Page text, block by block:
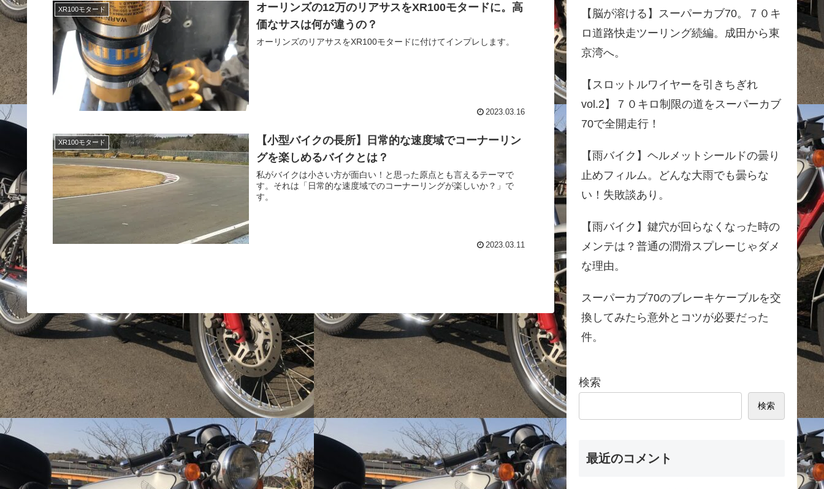
XR100モタード
オーリンズの12万のリアサスをXR100モタードに。高
価なサスは何が違うの？
オーリンズのリアサスをXR100モタードに付けてインプレします。
2023.03.16
XR100モタード
【小型バイクの長所】日常的な速度域でコーナーリン
グを楽しめるバイクとは？
私がバイクは小さい方が面白い！と思った原点とも言えるテーマで
す。それは「日常的な速度域でのコーナーリングが楽しいか？」で
す。
2023.03.11
【脳が溶ける】スーパーカブ70。７０キ
ロ道路快走ツーリング続編。成田から東
京湾へ。
【スロットルワイヤーを引きちぎれ
vol.2】７０キロ制限の道をスーパーカブ
70で全開走行！
【雨バイク】ヘルメットシールドの曇り
止めフィルム。どんな大雨でも曇らな
い！失敗談あり。
【雨バイク】鍵穴が回らなくなった時の
メンテは？普通の潤滑スプレーじゃダメ
な理由。
スーパーカブ70のブレーキケーブルを交
換してみたら意外とコツが必要だった
件。
検索
検索
最近のコメント